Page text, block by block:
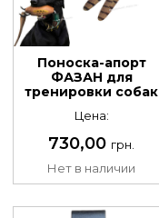
Поноска-апорт
ФАЗАН для
тренировки собак
Цена:
730,00 грн.
Нет в наличии